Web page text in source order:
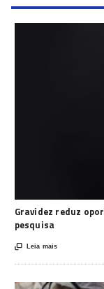
Gravidez reduz
pesquisa
 Leia mais